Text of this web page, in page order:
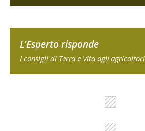
L'Esperto risponde
I consigli di Terra e Vita agli agricoltori